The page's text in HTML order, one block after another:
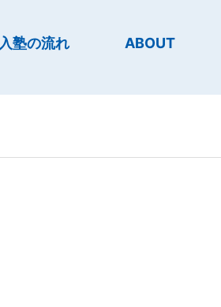
入塾の流れ ABOUT